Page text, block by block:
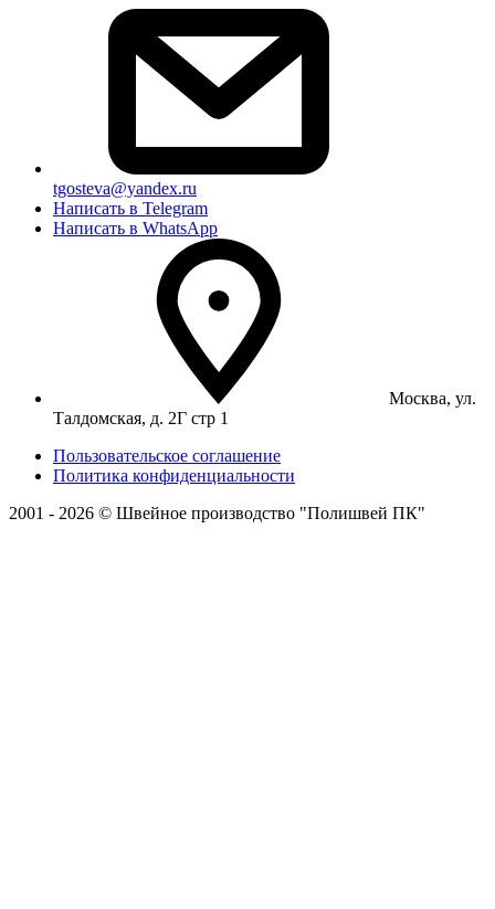
tgosteva@yandex.ru
Написать в Telegram
Написать в WhatsApp
Москва, ул.
Талдомская, д. 2Г стр 1
Пользовательское соглашение
Политика конфиденциальности
2001 - 2026 © Швейное производство "Полишвей ПК"